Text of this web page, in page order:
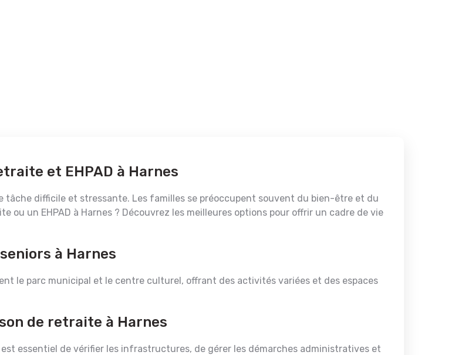
et EHPAD à Harnes
tâche difficile et stressante. Les familles se préoccupent souvent du bien-être et du
ou un EHPAD à Harnes ? Découvrez les meilleures options pour offrir un cadre de vie
à Harnes
le parc municipal et le centre culturel, offrant des activités variées et des espaces
de retraite à Harnes
essentiel de vérifier les infrastructures, de gérer les démarches administratives et